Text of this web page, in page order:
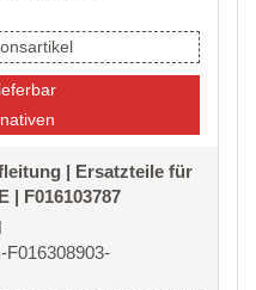
| Ersatzteile für
| F016103787